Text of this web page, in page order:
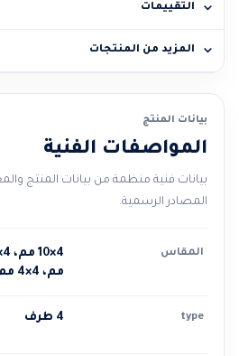
التقييمات
المزيد من المنتجات
بيانات المنتج
المواصفات الفنية
بيانات فنية منظمة من بيانات المنتج
المصادر الرسمية.
المقاس
مم، 4×4 مم، 4×6 مم
type 4 طرف